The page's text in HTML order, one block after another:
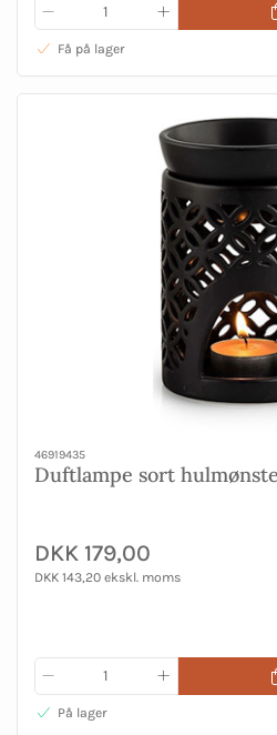
Få på lager
46919435
Duftlampe sort
DKK 179,00
DKK 143,20 ekskl. moms
På lager